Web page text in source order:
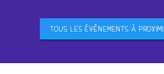
TOUS LES ÉVÉNEMENTS À